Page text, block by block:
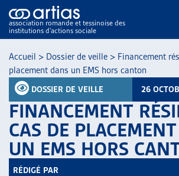
association romande et tessinoise des
institutions d’actions sociale
NOS PUBLICATIONS
ARTICLES
Accueil > Dossier de veille > Financement
placement dans un EMS hors canton
DOSSIER DE VEILLE 26
FINANCEMENT
CAS DE
UN EMS HORS
RÉDIGÉ PAR